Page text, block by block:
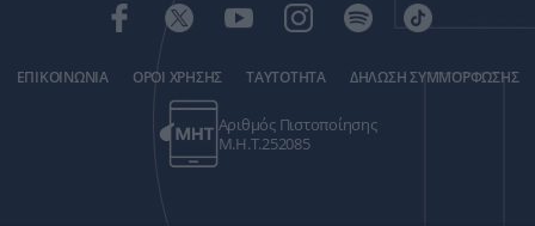
ΕΠΙΚΟΙΝΩΝΙΑ ΟΡΟΙ ΧΡΗΣΗΣ ΤΑΥΤΟΤΗΤΑ ΔΗΛΩΣΗ ΣΥΜΜΟΡΦΩΣΗΣ
Αριθμός Πιστοποίησης
Μ.Η.Τ.252085